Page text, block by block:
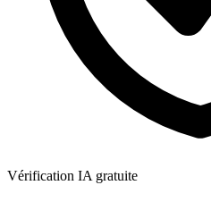
Vérification IA gratuite